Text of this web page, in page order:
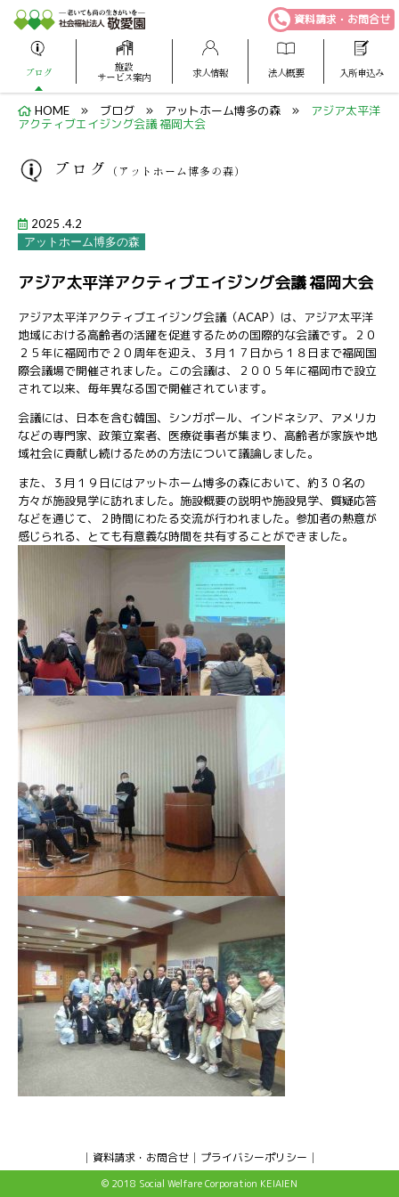
ブログ
施設
サービス案内
求人情報 法人概要 入所申込み
資料請求・お問合せ
HOME ブログ アットホーム博多の森
アジア太平洋
アクティブエイジング会議 福岡大会
ブログ （アットホーム博多の森）
2025 .4.2
アットホーム博多の森
アジア太平洋アクティブエイジング会議 福岡大会
アジア太平洋アクティブエイジング会議（ACAP）は、アジア太平洋
地域における高齢者の活躍を促進するための国際的な会議です。２０
２５年に福岡市で２０周年を迎え、３月１７日から１８日まで福岡国
際会議場で開催されました。この会議は、２００５年に福岡市で設立
されて以来、毎年異なる国で開催されています。
会議には、日本を含む韓国、シンガポール、インドネシア、アメリカ
などの専門家、政策立案者、医療従事者が集まり、高齢者が家族や地
域社会に貢献し続けるための方法について議論しました。
また、３月１９日にはアットホーム博多の森において、約３０名の
方々が施設見学に訪れました。施設概要の説明や施設見学、質疑応答
などを通じて、２時間にわたる交流が行われました。参加者の熱意が
感じられる、とても有意義な時間を共有することができました。
資料請求・お問合せ プライバシーポリシー
© 2018 Social Welfare Corporation KEIAIEN